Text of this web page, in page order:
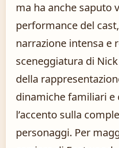
ma ha anche saputo
performance del
narrazione intensa e
sceneggiatura di
della
dinamiche familiari
l’accento sulla
personaggi. Per